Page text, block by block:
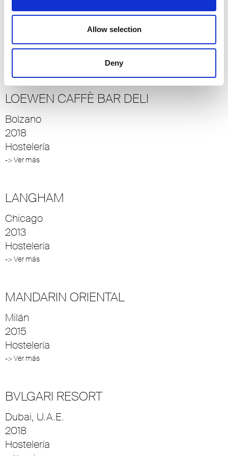
Allow selection
Deny
Bolonia, Italia
Hostelería
LOEWEN CAFFÈ BAR DELI
Bolzano
2018
Hostelería
-> Ver más
LANGHAM
Chicago
2013
Hostelería
-> Ver más
MANDARIN ORIENTAL
Milán
2015
Hostelería
-> Ver más
BVLGARI RESORT
Dubai, U.A.E.
2018
Hostelería